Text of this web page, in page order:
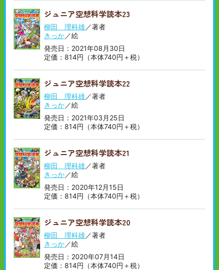
ジュニア空想科学読本23
柳田 理科雄／著者
きっか／絵
発売日：2021年08月30日
定価：814円（本体740円＋税）
ジュニア空想科学読本22
柳田 理科雄／著者
きっか／絵
発売日：2021年03月25日
定価：814円（本体740円＋税）
ジュニア空想科学読本21
柳田 理科雄／著者
きっか／絵
発売日：2020年12月15日
定価：814円（本体740円＋税）
ジュニア空想科学読本20
柳田 理科雄／著者
きっか／絵
発売日：2020年07月14日
定価：814円（本体740円＋税）